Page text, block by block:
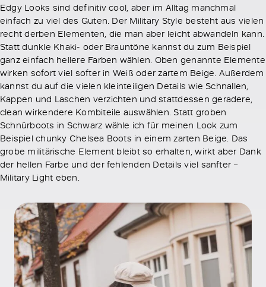
Edgy Looks sind definitiv cool, aber im Alltag manchmal
einfach zu viel des Guten. Der Military Style besteht aus vielen
recht derben Elementen, die man aber leicht abwandeln kann.
Statt dunkle Khaki- oder Brauntöne kannst du zum Beispiel
ganz einfach hellere Farben wählen. Oben genannte Elemente
wirken sofort viel softer in Weiß oder zartem Beige. Außerdem
kannst du auf die vielen kleinteiligen Details wie Schnallen,
Kappen und Laschen verzichten und stattdessen geradere,
clean wirkendere Kombiteile auswählen. Statt groben
Schnürboots in Schwarz wähle ich für meinen Look zum
Beispiel chunky Chelsea Boots in einem zarten Beige. Das
grobe militärische Element bleibt so erhalten, wirkt aber Dank
der hellen Farbe und der fehlenden Details viel sanfter –
Military Light eben.